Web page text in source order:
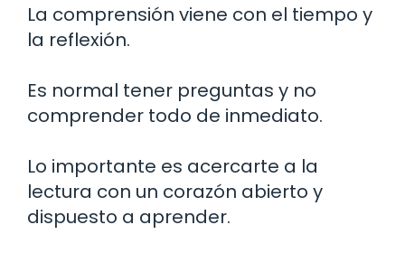
La comprensión viene con el tiempo y
la reflexión.
Es normal tener preguntas y no
comprender todo de inmediato.
Lo importante es acercarte a la
lectura con un corazón abierto y
dispuesto a aprender.